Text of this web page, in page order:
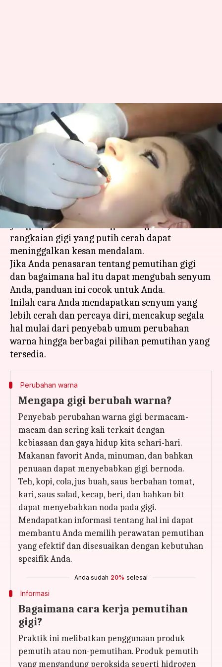
Apa itu pemutih gigi?
Haruskah Anda
mendapatkannya?
Mar 05, 2024 12:39 pm
Apa ceritanya
Senyuman kita sering kali menjadi hal pertama
yang diperhatikan orang tentang kita, dan
rangkaian gigi yang putih cerah dapat
meninggalkan kesan mendalam.
Jika Anda penasaran tentang pemutihan gigi
dan bagaimana hal itu dapat mengubah senyum
Anda, panduan ini cocok untuk Anda.
Inilah cara Anda mendapatkan senyum yang
lebih cerah dan percaya diri, mencakup segala
hal mulai dari penyebab umum perubahan
warna hingga berbagai pilihan pemutihan yang
Perubahan warna
Mengapa gigi berubah warna?
Penyebab perubahan warna gigi bermacam-
macam dan sering kali terkait dengan
kebiasaan dan gaya hidup kita sehari-hari.
Makanan favorit Anda, minuman, dan bahkan
penuaan dapat menyebabkan gigi bernoda.
Teh, kopi, cola, jus buah, saus berbahan tomat,
kari, saus salad, kecap, beri, dan bahkan bit
dapat menyebabkan noda pada gigi.
Mendapatkan informasi tentang hal ini dapat
membantu Anda memilih perawatan pemutihan
yang efektif dan disesuaikan dengan kebutuhan
spesifik Anda.
Anda sudah 20% selesai
Informasi
Bagaimana cara kerja pemutihan
gigi?
Praktik ini melibatkan penggunaan produk
pemutih atau non-pemutihan. Produk pemutih
yang mengandung peroksida seperti hidrogen